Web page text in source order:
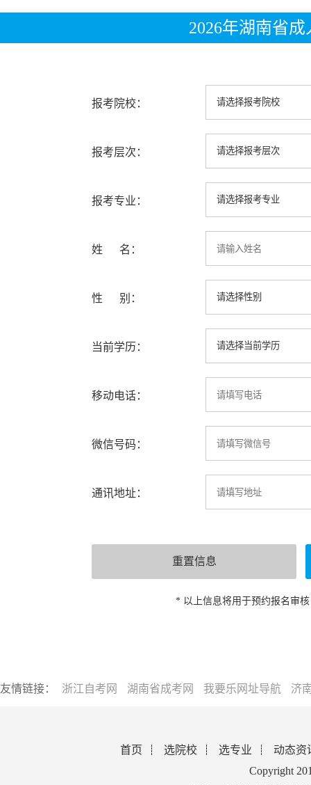
2026年湖南省
报考院校：
报考层次：
报考专业：
姓 名：
性 别：
当前学历：
移动电话：
微信号码：
通讯地址：
* 以上信息将用于预约报名审
友情链接： 浙江自考网 湖南省成考网 我要乐网址导航 济
首页 选院校 选专业
动态资
Copyright